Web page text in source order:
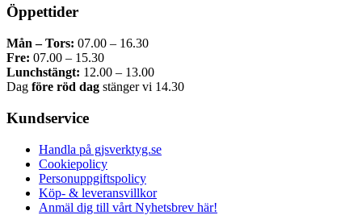
Öppettider
Mån – Tors: 07.00 – 16.30
Fre: 07.00 – 15.30
Lunchstängt: 12.00 – 13.00
Dag före röd dag stänger vi 14.30
Kundservice
Handla på gjsverktyg.se
Cookiepolicy
Personuppgiftspolicy
Köp- & leveransvillkor
Anmäl dig till vårt Nyhetsbrev här!